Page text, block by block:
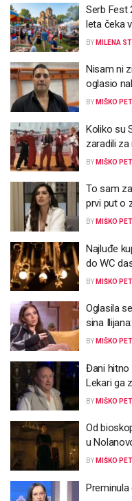
Serb Fest
leta čeka
BY MILENA
Nisam ni
oglasio
BY MIŠKO
Koliko su
zaradili
BY MIŠKO
To sam
prvi put o
BY MIŠKO
Najluđe
do WC
BY MIŠKO
Oglasila
sina
BY MIŠKO
Đani hitno
Lekari ga
BY MIŠKO
Od
u
BY MIŠKO
Preminula